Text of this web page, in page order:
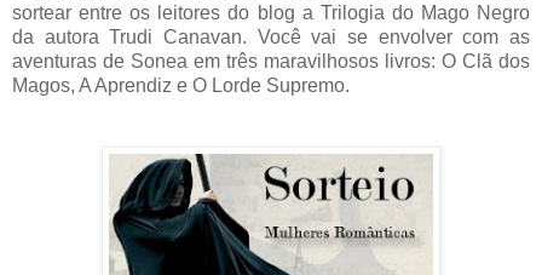
sortear entre os leitores do blog a Trilogia do Mago Negro
da autora Trudi Canavan. Você vai se envolver com as
aventuras de Sonea em três maravilhosos livros: O Clã dos
Magos, A Aprendiz e O Lorde Supremo.